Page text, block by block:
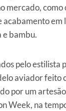
mercado,
em
bambu.
pelo estilista
aviador feito
por um
Week, na